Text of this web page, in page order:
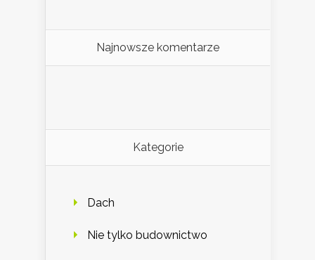
Najnowsze komentarze
Kategorie
Dach
Nie tylko budownictwo